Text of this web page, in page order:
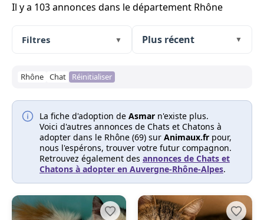
Il y a 103 annonces dans le département Rhône
Filtres ▼ ▼
Rhône Chat Réinitialiser
La fiche d'adoption de Asmar n'existe plus.
Voici d'autres annonces de Chats et Chatons à
adopter dans le Rhône (69) sur Animaux.fr pour,
nous l'espérons, trouver votre futur compagnon.
Retrouvez également des annonces de Chats et
Chatons à adopter en Auvergne-Rhône-Alpes.